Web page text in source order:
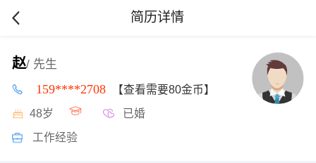
简历详情
赵/ 先生
159****2708 【查看需要80金币】
48岁 已婚
工作经验